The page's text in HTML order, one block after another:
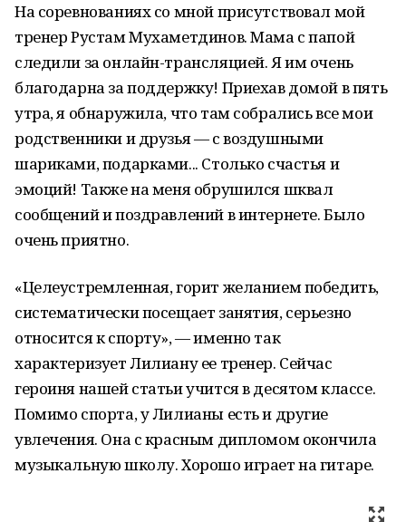
На соревнованиях со мной присутствовал мой
тренер Рустам Мухаметдинов. Мама с папой
следили за онлайн-трансляцией. Я им очень
благодарна за поддержку! Приехав домой в пять
утра, я обнаружила, что там собрались все мои
родственники и друзья — с воздушными
шариками, подарками... Столько счастья и
эмоций! Также на меня обрушился шквал
сообщений и поздравлений в интернете. Было
очень приятно.
«Целеустремленная, горит желанием победить,
систематически посещает занятия, серьезно
относится к спорту», — именно так
характеризует Лилиану ее тренер. Сейчас
героиня нашей статьи учится в десятом классе.
Помимо спорта, у Лилианы есть и другие
увлечения. Она с красным дипломом окончила
музыкальную школу. Хорошо играет на гитаре.